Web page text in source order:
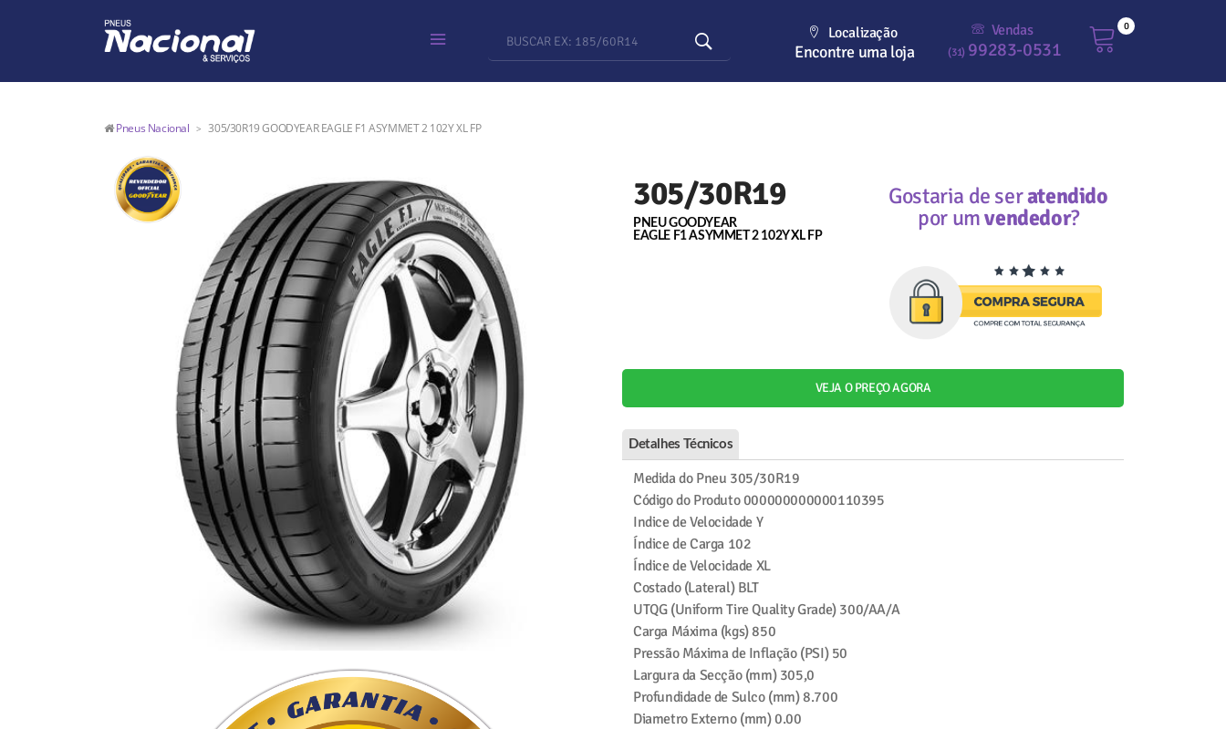
Localização
Encontre uma loja
Vendas
(31) 99283-0531
0
Pneus Nacional > 305/30R19 GOODYEAR EAGLE F1 ASYMMET 2 102Y XL FP
305/30R19
PNEU GOODYEAR
EAGLE F1 ASYMMET 2 102Y XL FP
Gostaria de seratendido
por umvendedor?
VEJA O PREÇO AGORA
Detalhes Técnicos
Medida do Pneu 305/30R19
Código do Produto000000000000110395
Indice de Velocidade Y
Índice de Carga 102
Índice de Velocidade XL
Costado (Lateral) BLT
UTQG (Uniform Tire Quality Grade) 300/AA/A
Carga Máxima (kgs)850
Pressão Máxima de Inflação (PSI) 50
Largura da Secção (mm) 305,0
Profundidade de Sulco (mm)8.700
Diametro Externo (mm)0.00